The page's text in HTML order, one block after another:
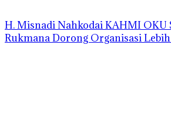
H. Misnadi Nahkodai KAHMI OKU
Rukmana Dorong Organisasi